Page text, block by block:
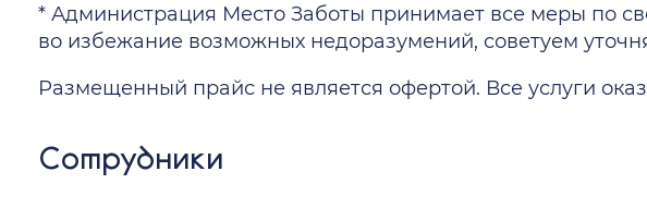
* Администрация Место Заботы принимает все меры по
во избежание возможных недоразумений, советуем
Размещенный прайс не является офертой. Все услуги
Сотрудники